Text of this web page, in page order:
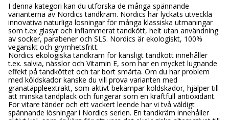
I denna kategori kan du utforska de många spännande
varianterna av Nordics tandkräm. Nordics har lyckats utveckla
innovativa naturliga lösningar för många klassiska utmaningar
som t.ex glasyr och inflammerat tandkött, helt utan användning
av socker, parabener och SLS. Nordics är ekologiskt, 100%
veganskt och grymhetsfritt.
Nordics ekologiska tandkräm för känsligt tandkött innehåller
t.ex. salvia, nässlor och Vitamin E, som har en mycket lugnande
effekt på tandköttet och tar bort smärta. Om du har problem
med köldskador kanske du vill prova varianten med
granatäppleextrakt, som aktivt bekämpar köldskador, hjälper till
att minska tandplack och fungerar som en kraftfull antioxidant.
För vitare tänder och ett vackert leende har vi två väldigt
spännande lösningar i Nordics serien. En tandkräm innehåller